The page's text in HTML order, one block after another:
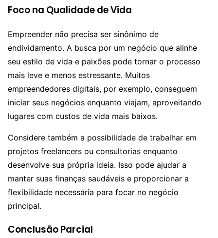
Foco na Qualidade de Vida
Empreender não precisa ser sinônimo de
endividamento. A busca por um negócio que alinhe
seu estilo de vida e paixões pode tornar o processo
mais leve e menos estressante. Muitos
empreendedores digitais, por exemplo, conseguem
iniciar seus negócios enquanto viajam, aproveitando
lugares com custos de vida mais baixos.
Considere também a possibilidade de trabalhar em
projetos freelancers ou consultorias enquanto
desenvolve sua própria ideia. Isso pode ajudar a
manter suas finanças saudáveis e proporcionar a
flexibilidade necessária para focar no negócio
principal.
Conclusão Parcial